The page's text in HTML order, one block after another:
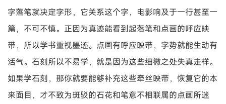
字落笔就决定字形，它关系这个字，电影响及于一行甚至一
篇，不可不慎。正因为真迹能看到起落笔和点画的呼应映
带，所以学书重视墨迹。点画有呼应映带，字势就能生动有
活气。石刻所以不易学，就是因为这些细微之处失真走样。
如果学石刻，那你就要能够补充这些牵丝映带，恢复它的本
来面目，才不致为斑驳的石花和笔意不相联属的点画所迷